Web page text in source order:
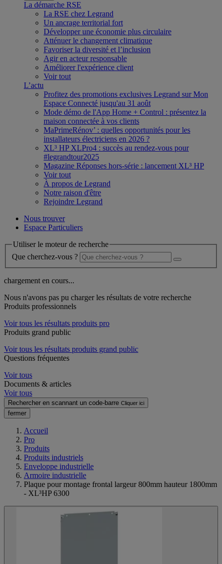
La démarche RSE
La RSE chez Legrand
Un ancrage territorial fort
Développer une économie plus circulaire
Atténuer le changement climatique
Favoriser la diversité et l’inclusion
Agir en acteur responsable
Améliorer l'expérience client
Voir tout
L’actu
Profitez des promotions exclusives Legrand sur Mon
Espace Connecté jusqu'au 31 août
Mode démo de l'App Home + Control : présentez la
maison connectée à vos clients
MaPrimeRénov’ : quelles opportunités pour les
installateurs électriciens en 2026 ?
XL³ HP XLPro4 : succès au rendez-vous pour
#legrandtour2025
Magazine Réponses hors-série : lancement XL³ HP
Voir tout
À propos de Legrand
Notre raison d'être
Rejoindre Legrand
Nous trouver
Espace Particuliers
Utiliser le moteur de recherche
Que cherchez-vous ?
chargement en cours...
Nous n'avons pas pu charger les résultats de votre recherche
Produits professionnels
Voir tous les résultats produits pro
Produits grand public
Voir tous les résultats produits grand public
Questions fréquentes
Voir tous
Documents & articles
Voir tous
Rechercher en scannant un code-barre Cliquer ici
fermer
Accueil
Pro
Produits
Produits industriels
Enveloppe industrielle
Armoire industrielle
Plaque pour montage frontal largeur 800mm hauteur 1800mm
- XL³HP 6300